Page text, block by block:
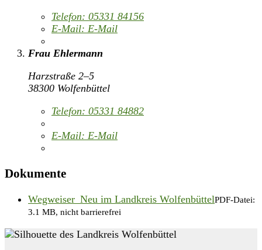
Telefon: 05331 84156
E-Mail: E-Mail
Frau Ehlermann
Harzstraße 2–5
38300 Wolfenbüttel
Telefon: 05331 84882
E-Mail: E-Mail
Dokumente
Wegweiser_Neu im Landkreis WolfenbüttelPDF-Datei:
3.1 MB, nicht barrierefrei